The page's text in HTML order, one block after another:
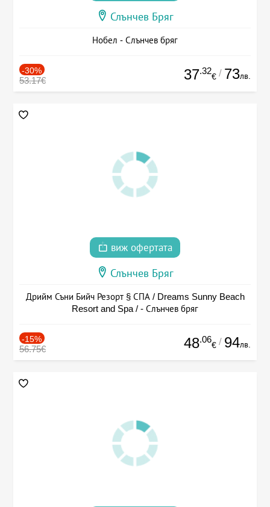
Слънчев Бряг
Нобел - Слънчев бряг
-30%
53.17€ 37.32
€ / 73лв.
виж офертата
Слънчев Бряг
Дрийм Съни Бийч Резорт § СПА / Dreams Sunny Beach
Resort and Spa / - Слънчев бряг
-15%
56.75€ 48.06
€ / 94лв.